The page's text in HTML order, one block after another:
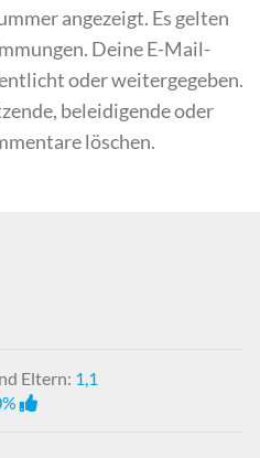
angezeigt. Es gelten
Deine E-Mail-
oder weitergegeben.
beleidigende oder
löschen.
Eltern: 1,1